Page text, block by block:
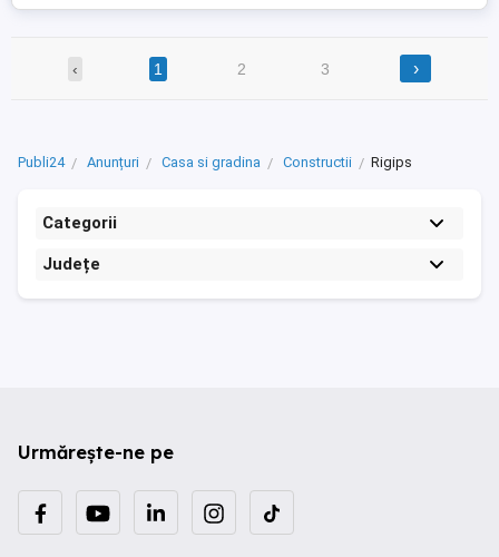
‹ 1 2 3 ›
Publi24 Anunțuri Casa si gradina Constructii Rigips
Categorii
Județe
Urmărește-ne pe